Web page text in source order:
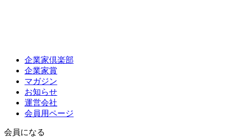
企業家倶楽部
企業家賞
マガジン
お知らせ
運営会社
会員用ページ
会員になる